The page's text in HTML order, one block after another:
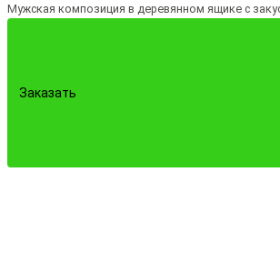
Мужская композиция в деревянном ящике с
Заказать